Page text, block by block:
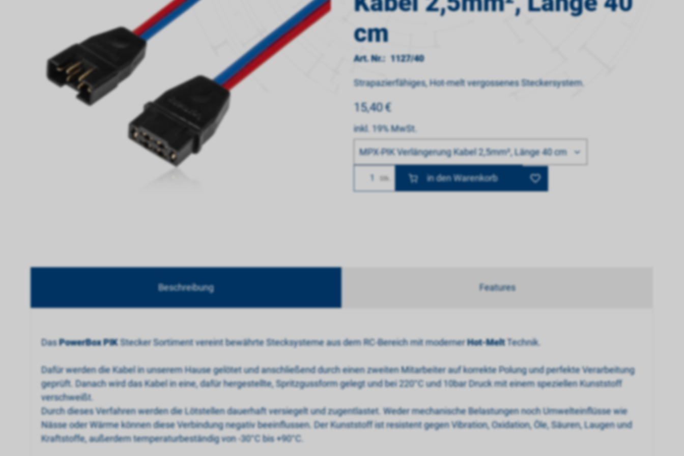
cm
Art. Nr.: 1127/40
Strapazierfähiges, Hot-melt vergossenes Steckersystem.
15,40€
inkl. 19% MwSt.
MPX-PIK Verlängerung Kabel 2,5mm², Länge 40 cm
Anzahl Stk.
Beschreibung Features
DasPowerBox PIKStecker Sortiment vereint bewährte Stecksysteme aus dem RC-Bereich mit modernerHot-MeltTechnik.
Dafür werden die Kabel in unserem Hause gelötet und anschließend durch einen zweiten Mitarbeiter auf korrekte Polung und perfekte Verarbeitung
geprüft. Danach wird das Kabel in eine, dafür hergestellte, Spritzgussform gelegt und bei 220°C und 10bar Druck mit einem speziellen Kunststoff
verschweißt.
Durch dieses Verfahren werden die Lötstellen dauerhaft versiegelt und zugentlastet. Weder mechanische Belastungen noch Umwelteinflüsse wie
Nässe oder Wärme können diese Verbindung negativ beeinflussen. Der Kunststoff ist resistent gegen Vibration, Oxidation, Öle, Säuren, Laugen und
Kraftstoffe, außerdem temperaturbeständig von -30°C bis +90°C.